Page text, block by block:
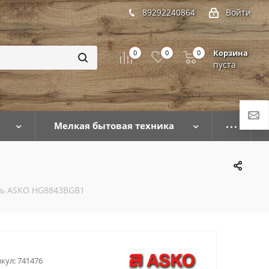
Войти
89292240864
0 0 Корзина
пуста
0
Мелкая бытовая техника
HG8843BGB1
741476